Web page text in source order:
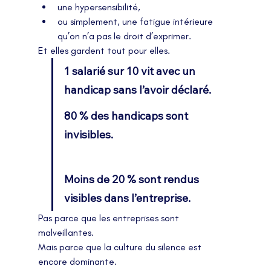
une hypersensibilité,
ou simplement, une fatigue intérieure
qu’on n’a pas le droit d’exprimer.
Et elles gardent tout pour elles.
1 salarié sur 10 vit avec un
handicap sans l’avoir déclaré.
80 % des handicaps sont
invisibles.
Moins de 20 % sont rendus
visibles dans l’entreprise.
Pas parce que les entreprises sont
malveillantes.
Mais parce que la culture du silence est
encore dominante.